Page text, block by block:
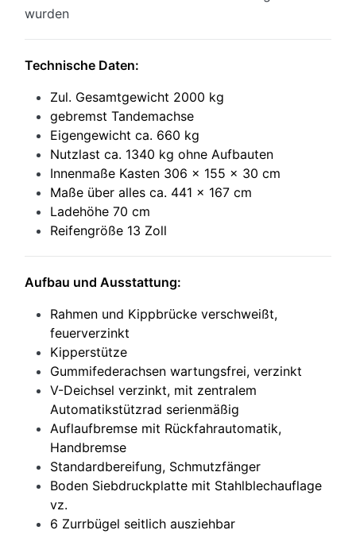
wurden
Technische Daten:
Zul. Gesamtgewicht 2000 kg
gebremst Tandemachse
Eigengewicht ca. 660 kg
Nutzlast ca. 1340 kg ohne Aufbauten
Innenmaße Kasten 306 x 155 x 30 cm
Maße über alles ca. 441 x 167 cm
Ladehöhe 70 cm
Reifengröße 13 Zoll
Aufbau und Ausstattung:
Rahmen und Kippbrücke verschweißt,
feuerverzinkt
Kipperstütze
Gummifederachsen wartungsfrei, verzinkt
V-Deichsel verzinkt, mit zentralem
Automatikstützrad serienmäßig
Auflaufbremse mit Rückfahrautomatik,
Handbremse
Standardbereifung, Schmutzfänger
Boden Siebdruckplatte mit Stahlblechauflage
vz.
6 Zurrbügel seitlich ausziehbar